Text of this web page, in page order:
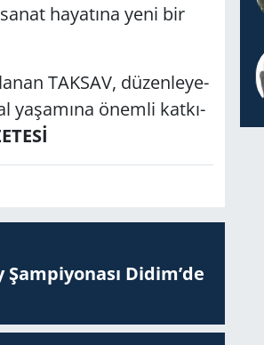
ha­ya­tı­na yeni bir
TAK­SAV, dü­zen­le­ye­
ya­şa­mı­na önem­li kat­kı­
Didim’de